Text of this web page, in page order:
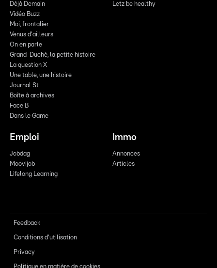
Déjà Demain
Vidéo Buzz
Moi, frontalier
Venus d'ailleurs
On en parle
Grand-Duché, la petite histoire
La question X
Une table, une histoire
Journal St
Boîte à archives
Face B
Dans le Game
Letz be healthy
Emploi
Jobdag
Moovijob
Lifelong Learning
Immo
Annonces
Articles
Feedback
Conditions d'utilisation
Privacy
Politique en matière de cookies